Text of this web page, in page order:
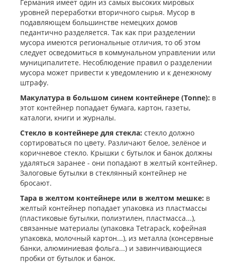
Германия имеет один из самых высоких мировых
уровней переработки вторичного сырья. Мусор в
подавляющем большинстве немецких домов
педантично разделяется. Так как при разделении
мусора имеются региональные отличия, то об этом
следует осведомиться в коммунальном управлении или
муниципалитете. Несоблюдение правил о разделении
мусора может привести к уведомлению и к денежному
штрафу.
Макулатура в большом синем контейнере (Tonne): в
этот контейнер попадает бумага, картон, газеты,
каталоги, книги и журналы.
Стекло в контейнере для стекла: стекло должно
сортироваться по цвету. Различают белое, зелёное и
коричневое стекло. Крышки с бутылок и банок должны
удаляться заранее - они попадают в желтый контейнер.
Залоговые бутылки в стеклянный контейнер не
бросают.
Тара в желтом контейнере или в желтом мешке: в
желтый контейнер попадает упаковка из пластмассы
(пластиковые бутылки, полиэтилен, пластмасса...),
связанные материалы (упаковка Tetrapack, кофейная
упаковка, молочный картон...), из металла (консервные
банки, алюминиевая фольга...) и завинчивающиеся
пробки от бутылок и банок.